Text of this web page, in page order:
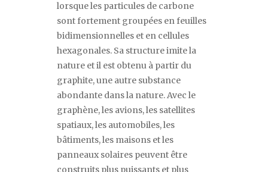
lorsque les particules de carbone
sont fortement groupées en feuilles
bidimensionnelles et en cellules
hexagonales. Sa structure imite la
nature et il est obtenu à partir du
graphite, une autre substance
abondante dans la nature. Avec le
graphène, les avions, les satellites
spatiaux, les automobiles, les
bâtiments, les maisons et les
panneaux solaires peuvent être